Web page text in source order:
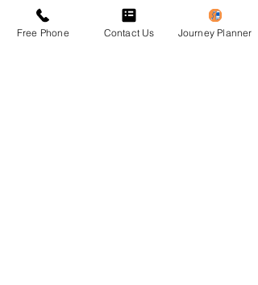
Κατευθύνσεις
Free Phone Contact Us Journey Planner